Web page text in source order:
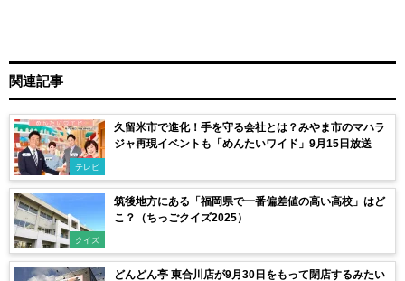
関連記事
テレビ
久留米市で進化！手を守る会社とは？みやま市のマハラ
ジャ再現イベントも「めんたいワイド」9月15日放送
クイズ
筑後地方にある「福岡県で一番偏差値の高い高校」はど
こ？（ちっごクイズ2025）
どんどん亭 東合川店が9月30日をもって閉店するみたい